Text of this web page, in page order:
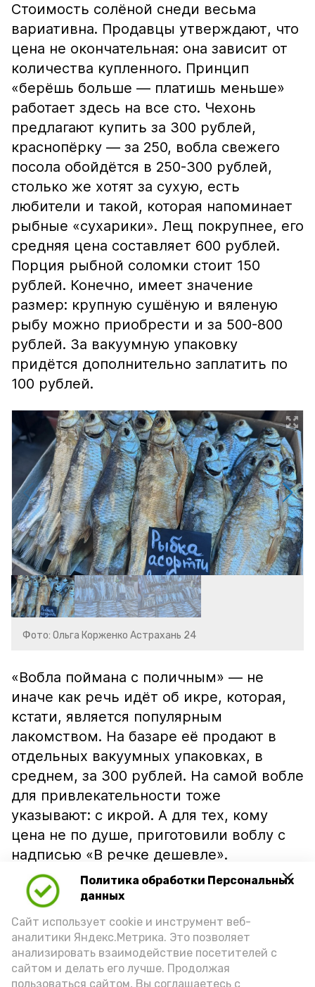
Политика обработки Персональных
данных
Сайт использует cookie и инструмент веб-
аналитики Яндекс.Метрика. Это позволяет
анализировать взаимодействие посетителей с
сайтом и делать его лучше. Продолжая
пользоваться сайтом, Вы соглашаетесь с
Стоимость солёной снеди весьма
вариативна. Продавцы утверждают, что
цена не окончательная: она зависит от
количества купленного. Принцип
«берёшь больше — платишь меньше»
работает здесь на все сто. Чехонь
предлагают купить за 300 рублей,
краснопёрку — за 250, вобла свежего
посола обойдётся в 250-300 рублей,
столько же хотят за сухую, есть
любители и такой, которая напоминает
рыбные «сухарики». Лещ покрупнее, его
средняя цена составляет 600 рублей.
Порция рыбной соломки стоит 150
рублей. Конечно, имеет значение
размер: крупную сушёную и вяленую
рыбу можно приобрести и за 500-800
рублей. За вакуумную упаковку
придётся дополнительно заплатить по
100 рублей.
Фото: Ольга Корженко Астрахань 24
«Вобла поймана с поличным» — не
иначе как речь идёт об икре, которая,
кстати, является популярным
лакомством. На базаре её продают в
отдельных вакуумных упаковках, в
среднем, за 300 рублей. На самой вобле
для привлекательности тоже
указывают: с икрой. А для тех, кому
цена не по душе, приготовили воблу с
надписью «В речке дешевле».